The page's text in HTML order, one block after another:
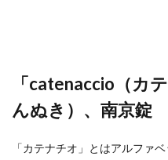
「catenaccio（カ
んぬき）、南京錠
「カテナチオ」とはアルファ